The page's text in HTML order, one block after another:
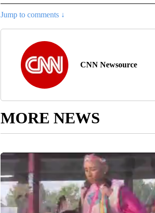
Jump to comments ↓
CNN Newsource
MORE NEWS